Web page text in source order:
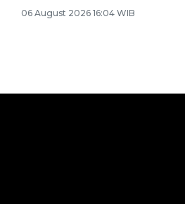
06 August 2026 16:04 WIB